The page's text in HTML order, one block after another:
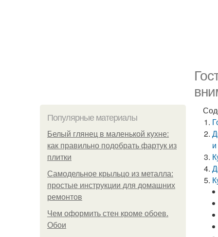
Популярные материалы
Белый глянец в маленькой кухне:
как правильно подобрать фартук из
плитки
Самодельное крыльцо из металла:
простые инструкции для домашних
ремонтов
Чем оформить стен кроме обоев.
Обои